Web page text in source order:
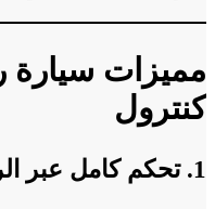
مميزات سيارة
كنترول
1. تحكم كامل عبر الريموت